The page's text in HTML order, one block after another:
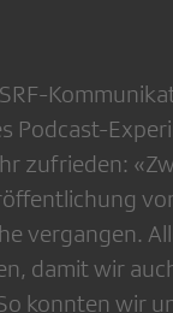
Podcast-
zufrieden:
vergangen.
damit wir
konnten wir